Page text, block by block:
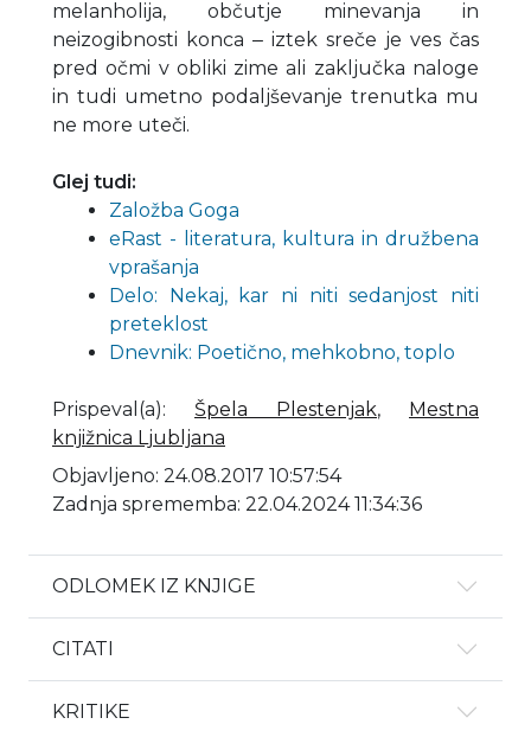
melanholija, občutje minevanja in
neizogibnosti konca ‒ iztek sreče je ves čas
pred očmi v obliki zime ali zaključka naloge
in tudi umetno podaljševanje trenutka mu
ne more uteči.
Glej tudi:
Založba Goga
eRast - literatura, kultura in družbena
vprašanja
Delo: Nekaj, kar ni niti sedanjost niti
preteklost
Dnevnik: Poetično, mehkobno, toplo
Prispeval(a): Špela Plestenjak, Mestna
knjižnica Ljubljana
Objavljeno: 24.08.2017 10:57:54
Zadnja sprememba: 22.04.2024 11:34:36
ODLOMEK IZ KNJIGE
CITATI
KRITIKE